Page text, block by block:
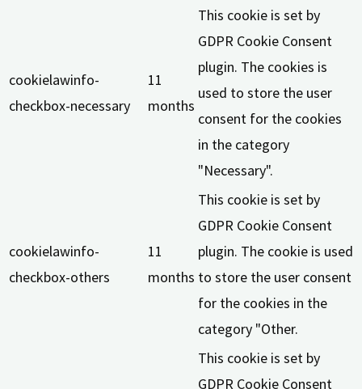
cookielawinfo-
checkbox-necessary
11
months
This cookie is set by
GDPR Cookie Consent
plugin. The cookies is
used to store the user
consent for the cookies
in the category
"Necessary".
cookielawinfo-
checkbox-others
11
months
This cookie is set by
GDPR Cookie Consent
plugin. The cookie is used
to store the user consent
for the cookies in the
category "Other.
This cookie is set by
GDPR Cookie Consent